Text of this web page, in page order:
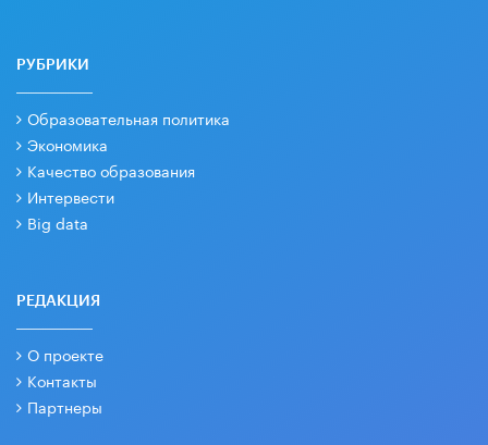
РУБРИКИ
Образовательная политика
Экономика
Качество образования
Интервести
Big data
РЕДАКЦИЯ
О проекте
Контакты
Партнеры